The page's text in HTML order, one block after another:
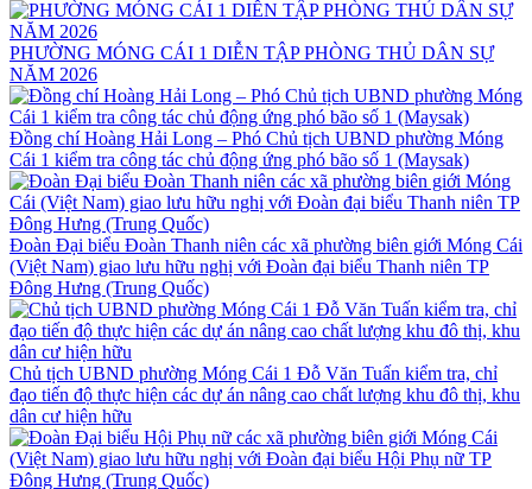
PHƯỜNG MÓNG CÁI 1 DIỄN TẬP PHÒNG THỦ DÂN SỰ
NĂM 2026
Đồng chí Hoàng Hải Long – Phó Chủ tịch UBND phường Móng
Cái 1 kiểm tra công tác chủ động ứng phó bão số 1 (Maysak)
Đoàn Đại biểu Đoàn Thanh niên các xã phường biên giới Móng Cái
(Việt Nam) giao lưu hữu nghị với Đoàn đại biểu Thanh niên TP
Đông Hưng (Trung Quốc)
Chủ tịch UBND phường Móng Cái 1 Đỗ Văn Tuấn kiểm tra, chỉ
đạo tiến độ thực hiện các dự án nâng cao chất lượng khu đô thị, khu
dân cư hiện hữu